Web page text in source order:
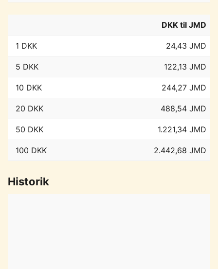
DKK til JMD
1 DKK 24,43 JMD
5 DKK 122,13 JMD
10 DKK 244,27 JMD
20 DKK 488,54 JMD
50 DKK 1.221,34 JMD
100 DKK 2.442,68 JMD
Historik